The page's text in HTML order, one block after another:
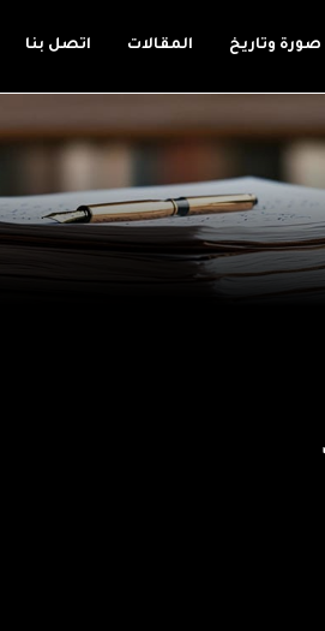
صورة وتاريخ المقالات اتصل بنا